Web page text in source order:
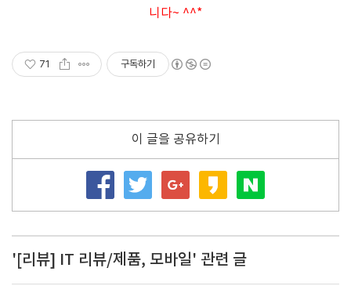
니다~ ^^*
71 구독하기
이 글을 공유하기
'[리뷰] IT 리뷰/제품, 모바일' 관련 글